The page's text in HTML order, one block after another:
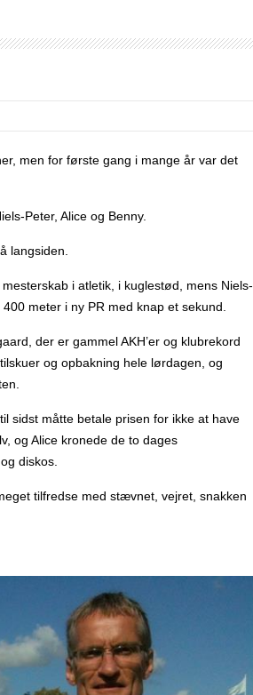
men for første gang i mange år var det
Peter, Alice og Benny.
langsiden.
i atletik, i kuglestød, mens Niels-
meter i ny PR med knap et sekund.
der er gammel AKH’er og klubrekord
og opbakning hele lørdagen, og
sidst måtte betale prisen for ikke at have
og Alice kronede de to dages
diskos.
tilfredse med stævnet, vejret, snakken